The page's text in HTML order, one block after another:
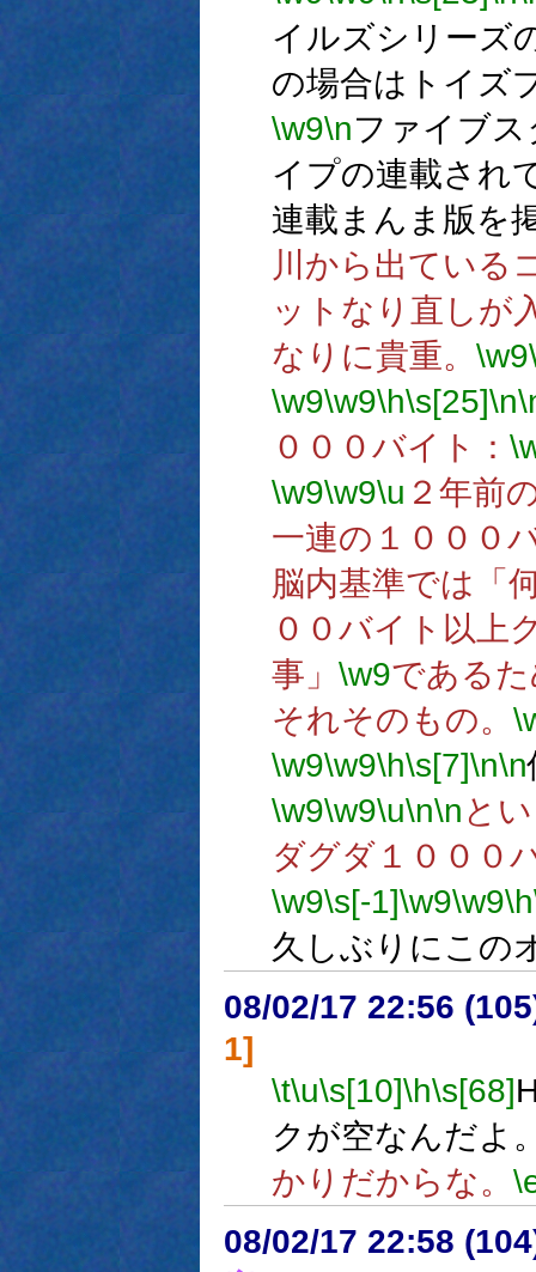
イルズシリーズ
の場合はトイズ
\w9\nファイブ
イプの連載され
連載まんま版を
川から出ている
ットなり直しが
なりに貴重。 \w9
\w9\w9\h\s[25]\n
０００バイト：
\w9\w9\u ２年前
一連の１０００
脳内基準では「
００バイト以上
事」 \w9である
それそのもの。
\w9\w9\h\s[7]\n\n
\w9\w9\u\n\n と
ダグダ１０００
\w9\s[-1]\w9\w9\h
久しぶりにこの
08/02/17 22:56
1]
\t\u\s[10]\h\s[68]
クが空なんだよ
かりだからな。
08/02/17 22:58